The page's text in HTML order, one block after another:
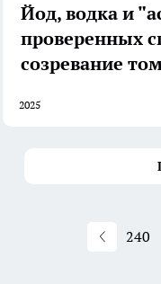
Йод, водка и
проверенных
созревание
2025
240